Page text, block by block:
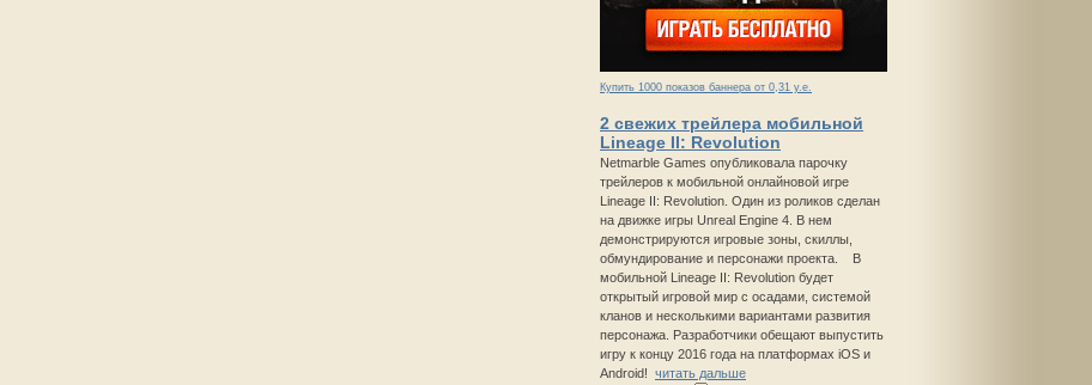
Купить 1000 показов баннера от 0,31 у.е.
2 свежих трейлера мобильной
Lineage II: Revolution
Netmarble Games опубликовала парочку
трейлеров к мобильной онлайновой игре
Lineage II: Revolution. Один из роликов сделан
на движке игры Unreal Engine 4. В нем
демонстрируются игровые зоны, скиллы,
обмундирование и персонажи проекта. В
мобильной Lineage II: Revolution будет
открытый игровой мир с осадами, системой
кланов и несколькими вариантами развития
персонажа. Разработчики обещают выпустить
игру к концу 2016 года на платформах iOS и
Android! читать дальше